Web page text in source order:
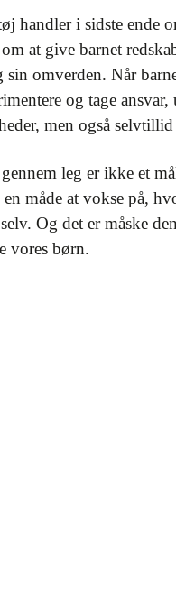
handler i sidste ende
at give barnet
sin omverden. Når
og tage
men også
leg er ikke et
måde at vokse på,
Og det er måske
vores børn.